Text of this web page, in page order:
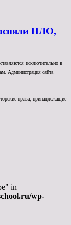
НЛО,
исключительно в
Администрация сайта
права, принадлежащие
in
wp-